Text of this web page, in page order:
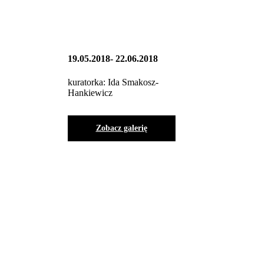
19.05.2018- 22.06.2018
kuratorka: Ida Smakosz-
Hankiewicz
Zobacz galerię